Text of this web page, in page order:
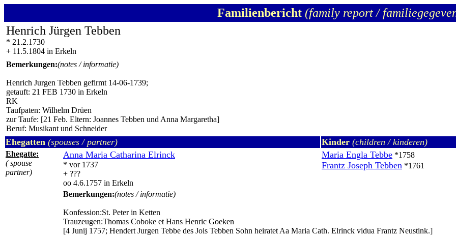
Familienbericht (family report /
Henrich Jürgen Tebben
* 21.2.1730
+ 11.5.1804 in Erkeln
Bemerkungen:(notes / informatie)
Henrich Jurgen Tebben gefirmt 14-06-1739;
getauft: 21 FEB 1730 in Erkeln
RK
Taufpaten: Wilhelm Drüen
zur Taufe: [21 Feb. Eltern: Joannes Tebben und Anna Margaretha]
Beruf: Musikant und Schneider
Ehegatten (spouses / partner) Kinder (children / kinderen)
Ehegatte:
( spouse
partner)
Anna Maria Catharina Elrinck
* vor 1737
+ ???
oo 4.6.1757 in Erkeln
Maria Engla Tebbe *1758
Frantz Joseph Tebben *1761
Bemerkungen:(notes / informatie)
Konfession:St. Peter in Ketten
Trauzeugen:Thomas Coboke et Hans Henric Goeken
[4 Junij 1757; Hendert Jurgen Tebbe des Jois Tebben Sohn heiratet Aa Maria Cath. Elrinck vidua Frantz Neustink.]